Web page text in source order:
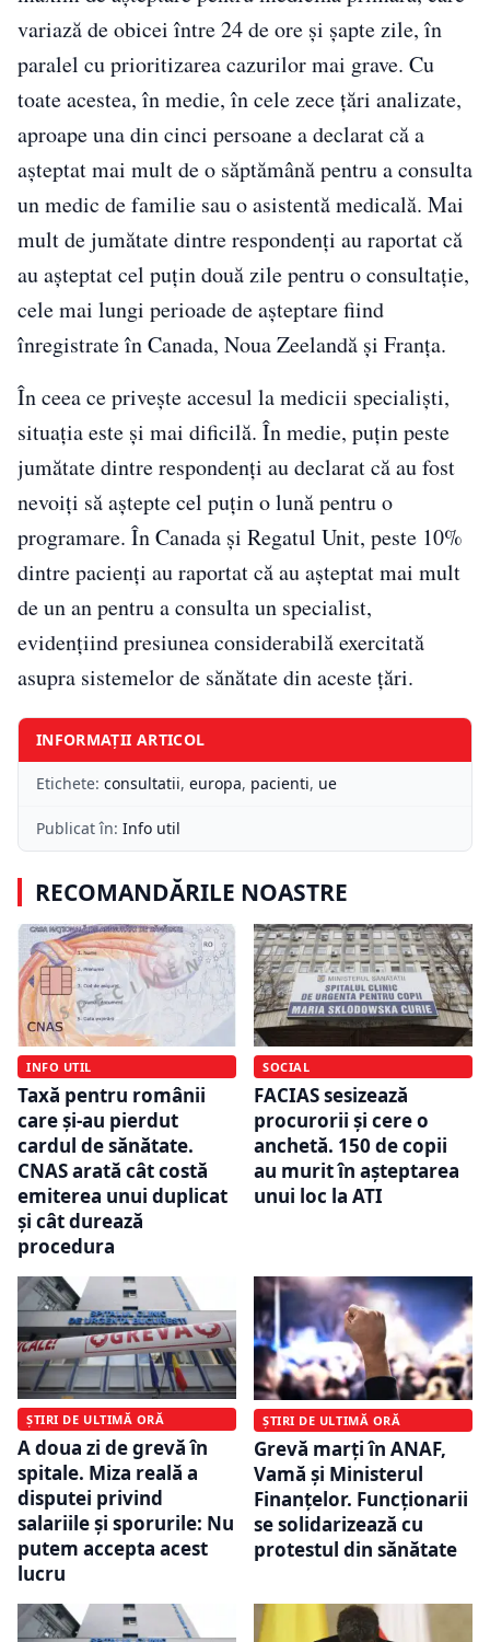
variază de obicei între 24 de ore și șapte zile, în
paralel cu prioritizarea cazurilor mai grave. Cu
toate acestea, în medie, în cele zece țări analizate,
aproape una din cinci persoane a declarat că a
așteptat mai mult de o săptămână pentru a consulta
un medic de familie sau o asistentă medicală. Mai
mult de jumătate dintre respondenți au raportat că
au așteptat cel puțin două zile pentru o consultație,
cele mai lungi perioade de așteptare fiind
înregistrate în Canada, Noua Zeelandă și Franța.
În ceea ce privește accesul la medicii specialiști,
situația este și mai dificilă. În medie, puțin peste
jumătate dintre respondenți au declarat că au fost
nevoiți să aștepte cel puțin o lună pentru o
programare. În Canada și Regatul Unit, peste 10%
dintre pacienți au raportat că au așteptat mai mult
de un an pentru a consulta un specialist,
evidențiind presiunea considerabilă exercitată
asupra sistemelor de sănătate din aceste țări.
INFORMAȚII ARTICOL
Etichete: consultatii, europa, pacienti, ue
Publicat în: Info util
RECOMANDĂRILE NOASTRE
INFO UTIL
Taxă pentru românii
care și-au pierdut
cardul de sănătate.
CNAS arată cât costă
emiterea unui duplicat
și cât durează
procedura
SOCIAL
FACIAS sesizează
procurorii și cere o
anchetă. 150 de copii
au murit în așteptarea
unui loc la ATI
ȘTIRI DE ULTIMĂ ORĂ
A doua zi de grevă în
spitale. Miza reală a
disputei privind
salariile și sporurile: Nu
putem accepta acest
lucru
ȘTIRI DE ULTIMĂ ORĂ
Grevă marți în ANAF,
Vamă și Ministerul
Finanțelor. Funcționarii
se solidarizează cu
protestul din sănătate